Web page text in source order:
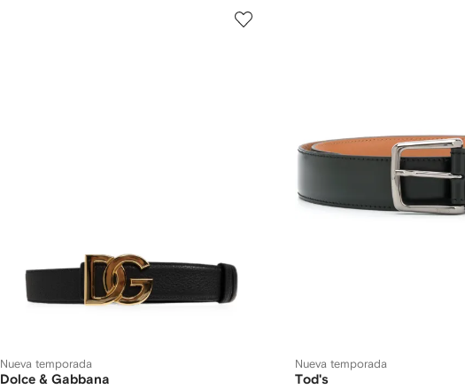
Nueva temporada
Dolce & Gabbana
Nueva temporada
Tod's